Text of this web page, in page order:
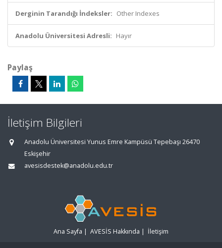
Derginin Tarandığı İndeksler: Other Indexes
Anadolu Üniversitesi Adresli: Hayır
Paylaş
İletişim Bilgileri
Anadolu Üniversitesi Yunus Emre Kampüsü Tepebaşı 26470
Eskişehir
avesisdestek@anadolu.edu.tr
Ana Sayfa | AVESİS Hakkında | İletişim